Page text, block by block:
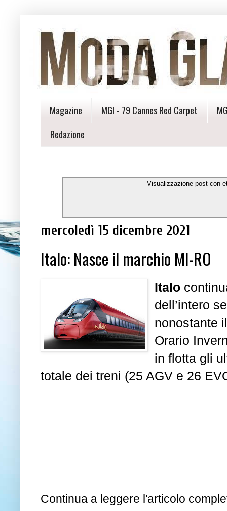
Magazine MGI - 79 Cannes Red Carpet
Redazione
Visualizzazione post con
mercoledì 15 dicembre 2021
Italo: Nasce il marchio MI-RO
Italo
dell’intero
nonostante
Orario
in flotta gli
totale dei treni (25 AGV e 26
Continua a leggere l'articolo